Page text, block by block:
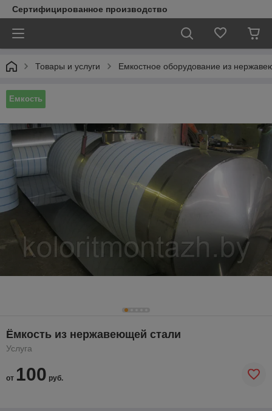
Сертифицированное производство
Товары и услуги Емкостное оборудование из
Емкость
Ёмкость из нержавеющей стали
Услуга
от 100 руб.